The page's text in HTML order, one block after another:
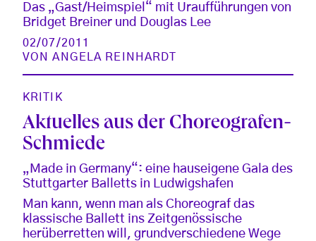
Das „Gast/Heimspiel“ mit Uraufführungen von
Bridget Breiner und Douglas Lee
02/07/2011
VONANGELA REINHARDT
KRITIK
Aktuelles aus der Choreografen-
Schmiede
„Made in Germany“: eine hauseigene Gala des
Stuttgarter Balletts in Ludwigshafen
Man kann, wenn man als Choreograf das
klassische Ballett ins Zeitgenössische
herüberretten will, grundverschiedene Wege